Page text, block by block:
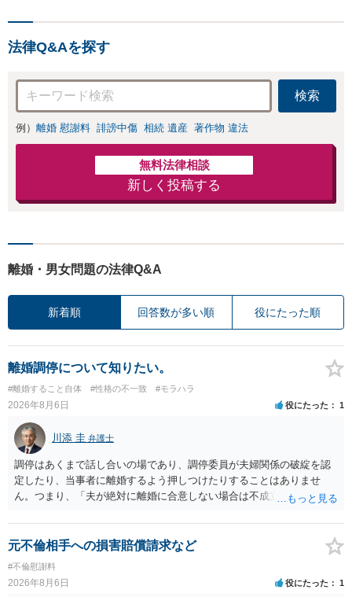
法律Q&Aを探す
検索
例） 離婚 慰謝料 誹謗中傷 相続 遺産 著作物 違法
無料法律相談
新しく投稿する
離婚・男女問題の法律Q&A
新着順 回答数が多い順 役にたった順
離婚調停について知りたい。
#離婚すること自体 #性格の不一致 #モラハラ
2026年8月6日 役にたった 1
川添 圭 弁護士
調停はあくまで話し合いの場であり、調停委員が夫婦関係の破綻を認
定したり、当事者に離婚するよう押しつけたりすることはありませ
ん。つまり、「夫が絶対に離婚に合意しない場合は不成立になり」、
きません。 調停段階での離婚成立を希望するなら、夫が離婚に前向き
になるような条件提示をする等、模索するほかありません（極端な話
をいえば、夫から「この条件なら離婚してもよい」として提示された
条件を全部丸呑みする、という方法しかないかもしれません）。た
だ、離婚訴訟をしたくないという考えを見透かされてしまうと、逆に
元不倫相手への損害賠償請求など
#不倫慰謝料
2026年8月6日 役にたった 1